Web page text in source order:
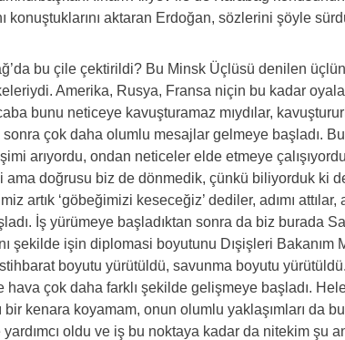
konuştuklarını aktaran Erdoğan, sözlerini şöyle
bu çile çektirildi? Bu Minsk Üçlüsü denilen
Amerika, Rusya, Fransa niçin bu kadar
bunu neticeye kavuşturamaz mıydılar,
çok daha olumlu mesajlar gelmeye başladı.
arıyordu, ondan neticeler elde etmeye
ama doğrusu biz de dönmedik, çünkü biliyorduk ki
artık ‘göbeğimizi keseceğiz’ dediler, adımı attılar,
İş yürümeye başladıktan sonra da biz burada
şekilde işin diplomasi boyutunu Dışişleri Bakanım
boyutu yürütüldü, savunma boyutu
hava çok daha farklı şekilde gelişmeye başladı.
bir kenara koyamam, onun olumlu yaklaşımları da
oldu ve iş bu noktaya kadar da nitekim şu